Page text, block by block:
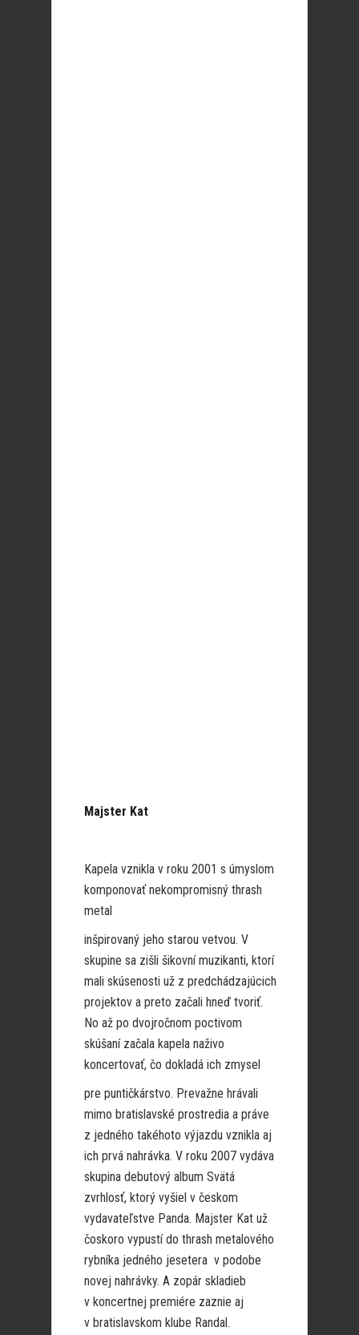
Majster Kat
Kapela vznikla v roku 2001 s úmyslom
komponovať nekompromisný thrash
metal
inšpirovaný jeho starou vetvou. V
skupine sa zišli šikovní muzikanti, ktorí
mali skúsenosti už z predchádzajúcich
projektov a preto začali hneď tvoriť.
No až po dvojročnom poctivom
skúšaní začala kapela naživo
koncertovať, čo dokladá ich zmysel
pre puntičkárstvo. Prevažne hrávali
mimo bratislavské prostredia a práve
z jedného takéhoto výjazdu vznikla aj
ich prvá nahrávka. V roku 2007 vydáva
skupina debutový album Svätá
zvrhlosť, ktorý vyšiel v českom
vydavateľstve Panda. Majster Kat už
čoskoro vypustí do thrash metalového
rybníka jedného jesetera v podobe
novej nahrávky. A zopár skladieb
v koncertnej premiére zaznie aj
v bratislavskom klube Randal.